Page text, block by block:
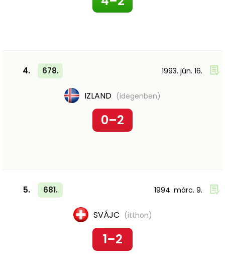
4. 678. 1993. jún. 16.
IZLAND (idegenben)
0–2
5. 681. 1994. márc. 9.
SVÁJC (itthon)
1–2